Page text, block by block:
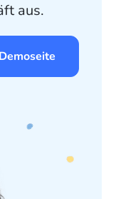
aus.
Demoseite